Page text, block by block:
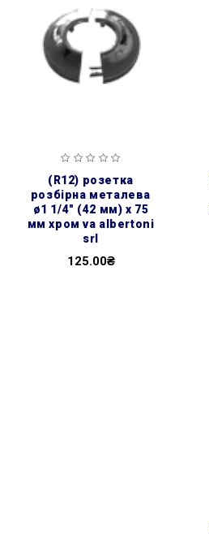
(r12) розетка
розбірна металева
ø1 1/4″ (42 мм) х 75
мм хром va albertoni
srl
125.00₴